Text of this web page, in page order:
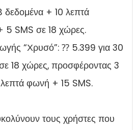
δεδομένα + 10 λεπτά
5 SMS σε 18 χώρες.
“Χρυσό”: ⁇ 5.399 για 30
18 χώρες, προσφέροντας 3
φωνή + 15 SMS.
τους χρήστες που